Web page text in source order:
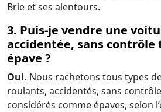
Brie et ses alentours.
3. Puis-je vendre une
accidentée, sans contrôle
épave ?
Oui. Nous rachetons tous types
roulants, accidentés, sans
considérés comme épaves, selon